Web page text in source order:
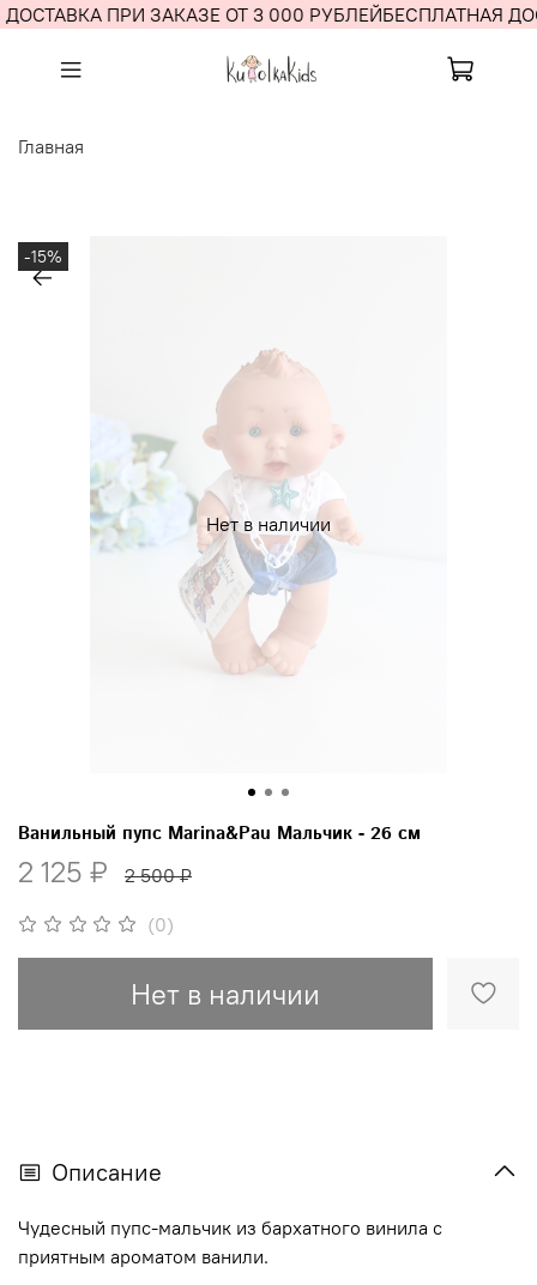
ПРИ ЗАКАЗЕ ОТ 3 000 РУБЛЕЙБЕСПЛАТНАЯ
Главная
Нет в наличии
-15%
(0)
Ванильный пупс Marina&Pau Мальчик - 26 см
2 125 ₽ 2 500 ₽
Нет в наличии
Описание
Чудесный пупс-мальчик из бархатного винила с
приятным ароматом ванили.